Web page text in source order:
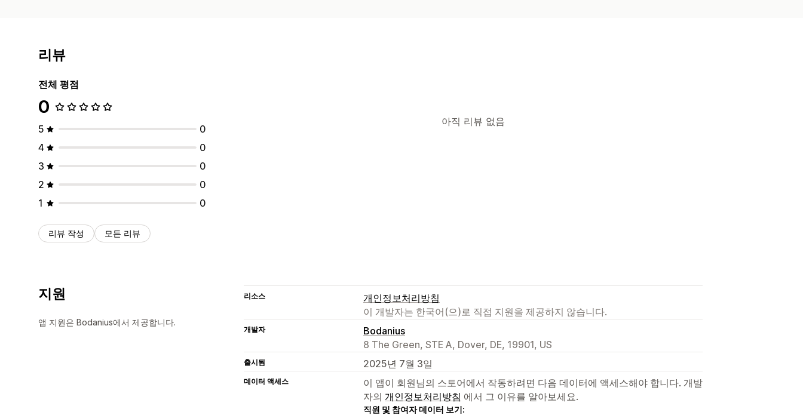
리뷰
전체 평점
0
5
0
4
0
3
0
2
0
1
0
리뷰 작성 모든 리뷰
아직 리뷰 없음
지원
앱 지원은 Bodanius에서 제공합니다.
리소스
개인정보처리방침
이 개발자는 한국어(으)로 직접 지원을 제공하지 않습니다.
개발자
Bodanius
8 The Green, STE A, Dover, DE, 19901, US
출시됨 2025년 7월 3일
데이터 액세스
이 앱이 회원님의 스토어에서 작동하려면 다음 데이터에 액세스해야 합니다. 개발
자의 개인정보처리방침 에서 그 이유를 알아보세요.
직원 및 참여자 데이터 보기: